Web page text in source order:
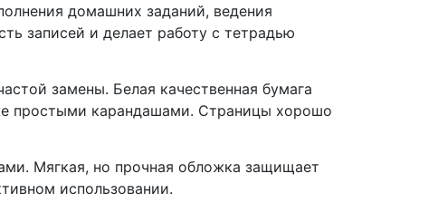
домашних заданий, ведения
записей и делает работу с тетрадью
замены. Белая качественная бумага
простыми карандашами. Страницы хорошо
Мягкая, но прочная обложка защищает
использовании.